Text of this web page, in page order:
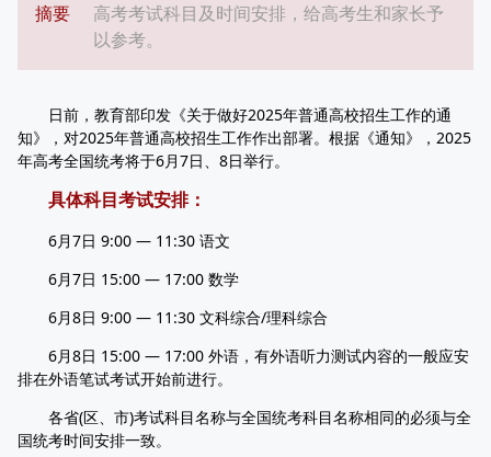
摘要
高考考试科目及时间安排，给高考生和家长予
以参考。
日前，教育部印发《关于做好2025年普通高校招生工作的通
知》，对2025年普通高校招生工作作出部署。根据《通知》，2025
年高考全国统考将于6月7日、8日举行。
具体科目考试安排：
6月7日 9:00 — 11:30 语文
6月7日 15:00 — 17:00 数学
6月8日 9:00 — 11:30 文科综合/理科综合
6月8日 15:00 — 17:00 外语，有外语听力测试内容的一般应安
排在外语笔试考试开始前进行。
各省(区、市)考试科目名称与全国统考科目名称相同的必须与全
国统考时间安排一致。